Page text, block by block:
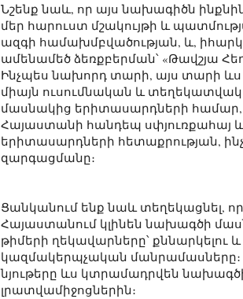
Նշենք նաև, որ այս նախագիծն
մեր հարուստ մշակույթի և
ազգի համախմբվածության, և,
ամենամեծ ձեռքբերման՝ «Թավշյա
Ինչպես նախորդ տարի, այս տարի ևս
միայն ուսումնական և
մասնակից երիտասարդների համար,
Հայաստանի հանդեպ սփյուռքահայ
երիտասարդների հետաքրության,
զարգացմանը։
Ցանկանում ենք նաև տեղեկացնել,
Հայաստանում կլինեն նախագծի
թիմերի ղեկավարները՝ քննարկելու
կազմակերպչական
նյութերը ևս կտրամադրվեն
լրատվամիջոցներին։